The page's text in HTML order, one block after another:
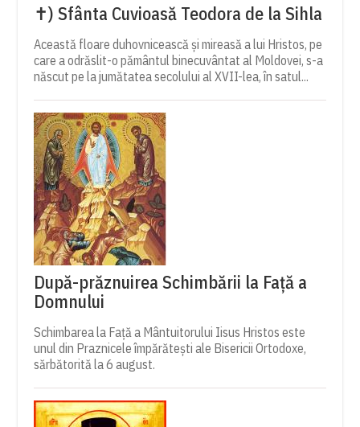
✝) Sfânta Cuvioasă Teodora de la Sihla
Această floare duhovnicească și mireasă a lui Hristos, pe
care a odrăslit-o pământul binecuvântat al Moldovei, s-a
născut pe la jumătatea secolului al XVII-lea, în satul...
După-prăznuirea Schimbării la Față a
Domnului
Schimbarea la Față a Mântuitorului Iisus Hristos este
unul din Praznicele împărătești ale Bisericii Ortodoxe,
sărbătorită la 6 august.